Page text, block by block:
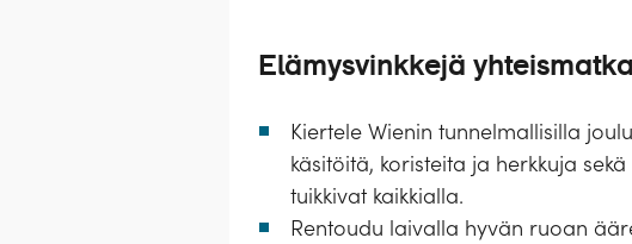
Elämysvinkkejä
Kiertele Wienin tunnelmallisilla
käsitöitä, koristeita ja herkkuja
tuikkivat kaikkialla.
Rentoudu laivalla hyvän ruoan